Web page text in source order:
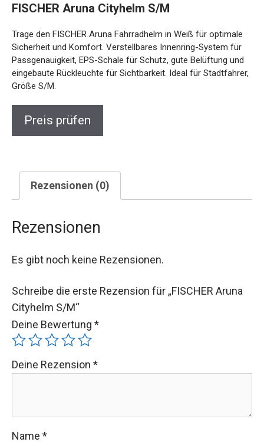
FISCHER Aruna Cityhelm S/M
Trage den FISCHER Aruna Fahrradhelm in Weiß für optimale
Sicherheit und Komfort. Verstellbares Innenring-System für
Passgenauigkeit, EPS-Schale für Schutz, gute Belüftung und
eingebaute Rückleuchte für Sichtbarkeit. Ideal für Stadtfahrer,
Größe S/M.
Preis prüfen
Rezensionen (0)
Rezensionen
Es gibt noch keine Rezensionen.
Schreibe die erste Rezension für „FISCHER Aruna
Cityhelm S/M“
Deine Bewertung *
Deine Rezension *
Name *